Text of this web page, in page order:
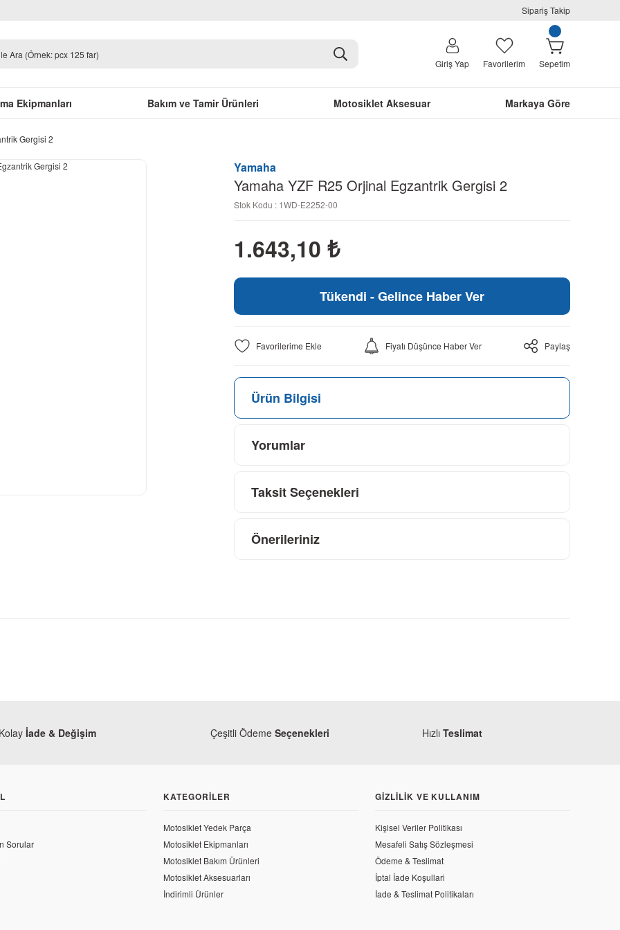
Sipariş Takip
Giriş Yap Favorilerim Sepetim
Ekipmanları Bakım ve Tamir Ürünleri Motosiklet Aksesuar Markaya Göre
Gergisi 2
Yamaha
Yamaha YZF R25 Orjinal Egzantrik Gergisi 2
Stok Kodu : 1WD-E2252-00
1.643,10 ₺
Tükendi - Gelince Haber Ver
Fiyatı Düşünce Haber Ver Paylaş
Ürün Bilgisi
Yorumlar
Taksit Seçenekleri
Önerileriniz
Kolay İade & Değişim Çeşitli Ödeme Seçenekleri Hızlı Teslimat
Sorular
KATEGORILER
Motosiklet Yedek Parça
Motosiklet Ekipmanları
Motosiklet Bakım Ürünleri
Motosiklet Aksesuarları
İndirimli Ürünler
GIZLILIK VE KULLANIM
Kişisel Veriler Politikası
Mesafeli Satış Sözleşmesi
Ödeme & Teslimat
İptal İade Koşullari
İade & Teslimat Politikaları